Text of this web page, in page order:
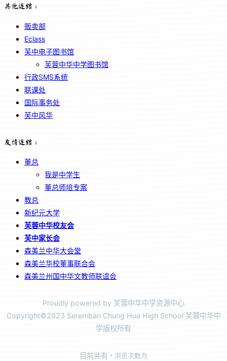
其他连结：
贩卖部
Eclass
芙中电子图书馆
芙蓉中华中学图书馆
行政SMS系统
联课处
国际事务处
芙中风华
友情连结：
董总
我是中学生
董总师培专案
教总
新纪元大学
芙蓉中华校友会
芙中家长会
森美兰中华大会堂
森美兰华校董事联合会
森美兰州国中华文教师联谊会
Proudly powered by 芙蓉中华中学资源中心
Copyright©2023 Seremban Chung Hua High School 芙蓉中华中
学版权所有
目前共有 ，浏览次数为